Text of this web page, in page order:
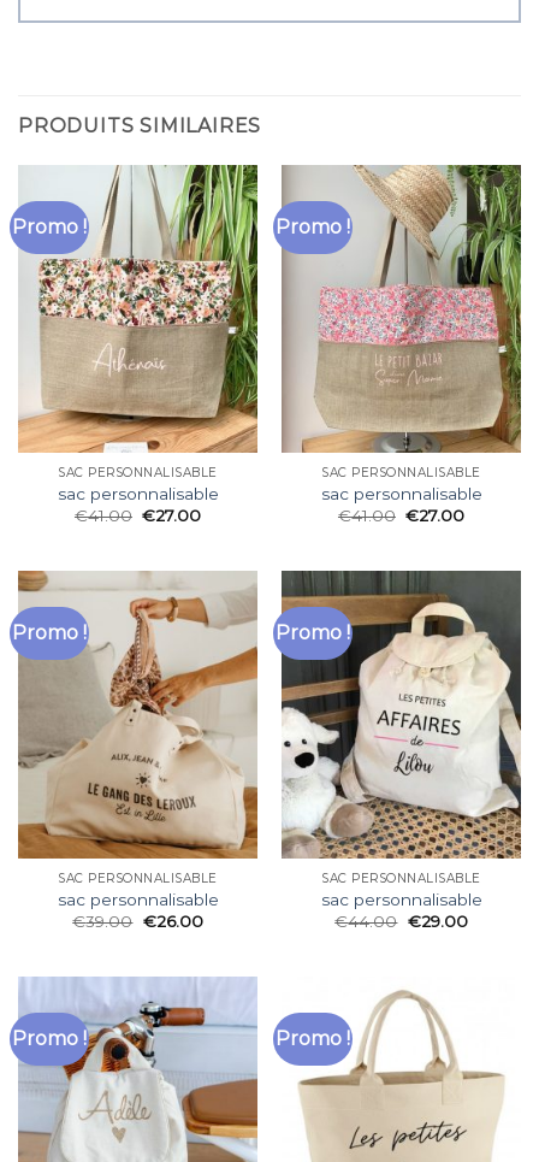
PRODUITS SIMILAIRES
Promo !
SAC PERSONNALISABLE
sac personnalisable
€41.00 €27.00
Promo !
SAC PERSONNALISABLE
sac personnalisable
€41.00 €27.00
Promo !
SAC PERSONNALISABLE
sac personnalisable
€39.00 €26.00
Promo !
SAC PERSONNALISABLE
sac personnalisable
€44.00 €29.00
Promo ! Promo !